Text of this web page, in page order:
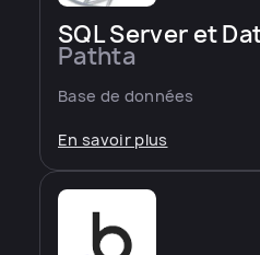
SQL Server et
Pathta
Base de données
En savoir plus